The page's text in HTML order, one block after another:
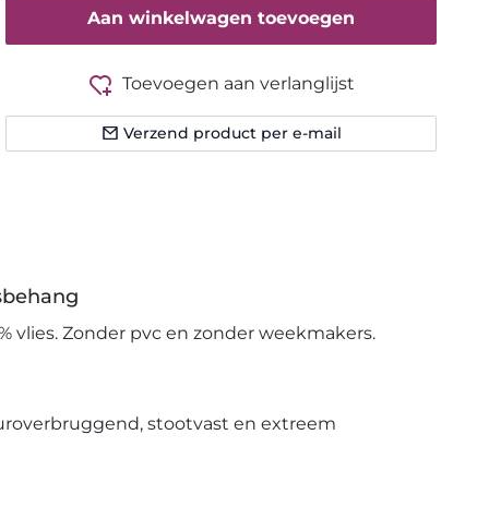
Aan winkelwagen toevoegen
Toevoegen aan verlanglijst
Verzend product per e-mail
vlies. Zonder pvc en zonder weekmakers.
stootvast en extreem